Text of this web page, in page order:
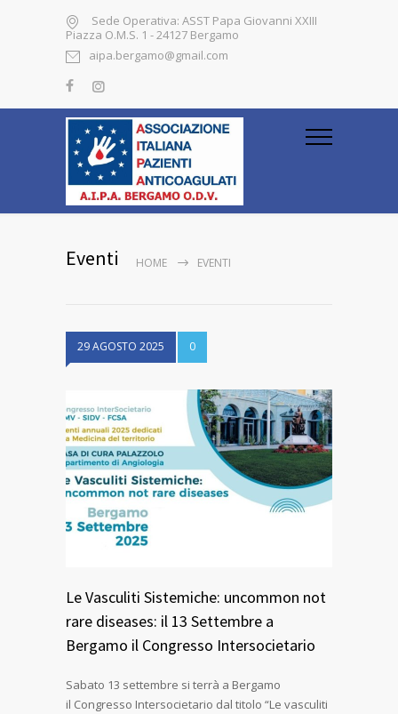
Sede Operativa: ASST Papa Giovanni XXIII
Piazza O.M.S. 1 - 24127 Bergamo
aipa.bergamo@gmail.com
Eventi HOME EVENTI
29 AGOSTO 2025 0
Le Vasculiti Sistemiche: uncommon not
rare diseases: il 13 Settembre a
Bergamo il Congresso Intersocietario
Sabato 13 settembre si terrà a Bergamo
il Congresso Intersocietario dal titolo “Le vasculiti